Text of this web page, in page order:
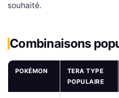
souhaité.
Combinaisons
POKÉMON
TERA TYPE
POPULAIRE